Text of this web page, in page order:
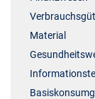
Material